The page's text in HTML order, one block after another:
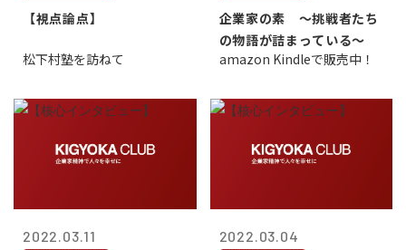
【視点論点】
松下村塾を訪ねて
企業家の素 〜挑戦者たち
の物語が詰まっている〜
amazon Kindleで販売中！
2022.03.11 2022.03.04